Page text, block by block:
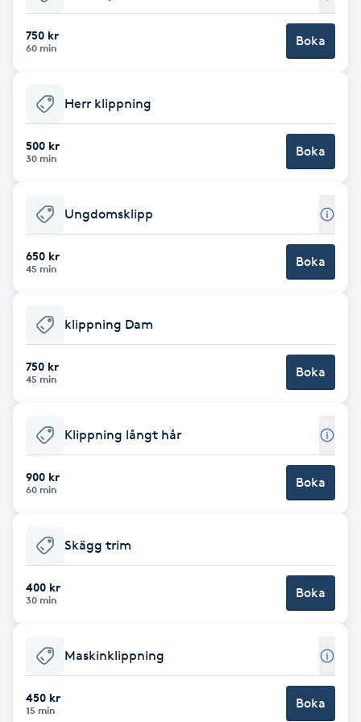
Babylights
Balayage
Barber
Barnklippning
BIAB
Blowout
Bottenfärg
Brynfärgning
Brynplockning
Celluliter
Color correction
750 kr
60 min Boka
Herr klippning
500 kr
30 min Boka
Ungdomsklipp
650 kr
45 min Boka
klippning Dam
750 kr
45 min Boka
Klippning långt hår
900 kr
60 min Boka
Skägg trim
400 kr
30 min Boka
Maskinklippning
450 kr
15 min Boka